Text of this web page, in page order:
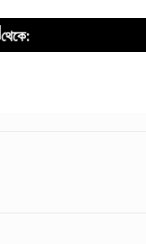
থেকে: